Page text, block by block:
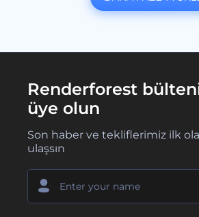
Renderforest
üye olun
Son haber ve tekliflerimiz ilk
ulaşsın